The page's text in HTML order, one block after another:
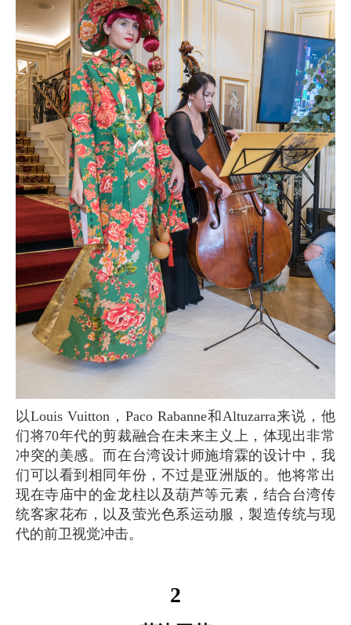
以Louis Vuitton，Paco Rabanne和Altuzarra来说，他
们将70年代的剪裁融合在未来主义上，体现出非常
冲突的美感。而在台湾设计师施堉霖的设计中，我
们可以看到相同年份，不过是亚洲版的。他将常出
现在寺庙中的金龙柱以及葫芦等元素，结合台湾传
统客家花布，以及萤光色系运动服，製造传统与现
代的前卫视觉冲击。
2